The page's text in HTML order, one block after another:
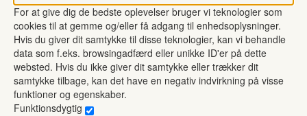
For at give dig de bedste oplevelser bruger vi teknologier som
cookies til at gemme og/eller få adgang til enhedsoplysninger.
Hvis du giver dit samtykke til disse teknologier, kan vi behandle
data som f.eks. browsingadfærd eller unikke ID'er på dette
websted. Hvis du ikke giver dit samtykke eller trækker dit
samtykke tilbage, kan det have en negativ indvirkning på visse
funktioner og egenskaber.
Funktionsdygtig